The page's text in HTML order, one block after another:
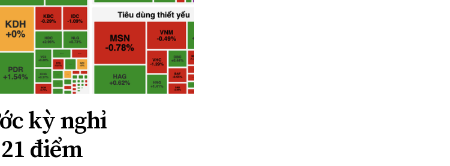
kỳ nghỉ
điểm